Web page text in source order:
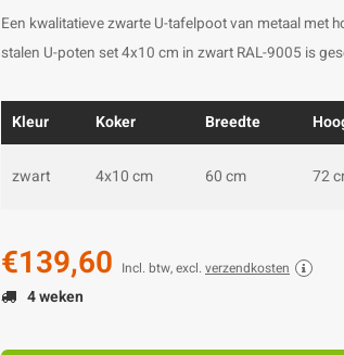
Een kwalitatieve zwarte U-tafelpoot van metaal met
stalen U-poten set 4x10 cm in zwart RAL-9005 is
Kleur Koker Breedte
zwart 4x10 cm 60 cm 72
€139,60 Incl. btw, excl. verzendkosten
4 weken